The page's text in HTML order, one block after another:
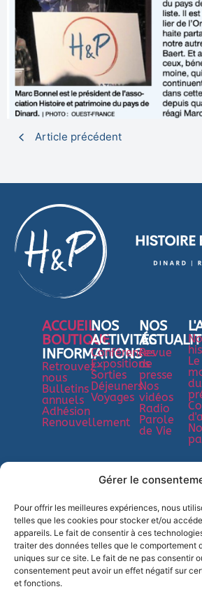
Gérer le
Pour offrir les meilleures expériences, nous
telles que les cookies pour stocker et/ou
appareils. Le fait de consentir à ces
traiter des données telles que le comportement
uniques sur ce site. Le fait de ne pas consentir
consentement peut avoir un effet négatif sur
et fonctions.
Article précédent
ACCUEIL
BOUTIQUE
INFORMATIONS
Retrouvez-
nous
Bulletins
annuels
Adhésion
Renouvellement
NOS
ACTIVITÉS
Conférences
Expositions
Sorties
Déjeuners
Voyages
NOS
Revue
de
presse
Nos
vidéos
Radio
Parole
de Vie
Le
du